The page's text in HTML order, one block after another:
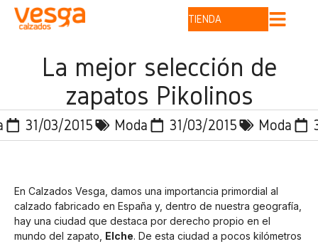
TIENDA
La mejor selección de
zapatos Pikolinos
31/03/2015 Moda 31/03/2015 Moda
En Calzados Vesga, damos una importancia primordial al
calzado fabricado en España y, dentro de nuestra geografía,
hay una ciudad que destaca por derecho propio en el
mundo del zapato, Elche. De esta ciudad a pocos kilómetros